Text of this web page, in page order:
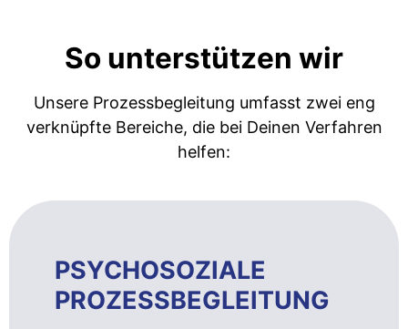
So unterstützen wir
Unsere Prozessbegleitung umfasst zwei eng
verknüpfte Bereiche, die bei Deinen Verfahren
helfen:
PSYCHOSOZIALE
PROZESSBEGLEITUNG